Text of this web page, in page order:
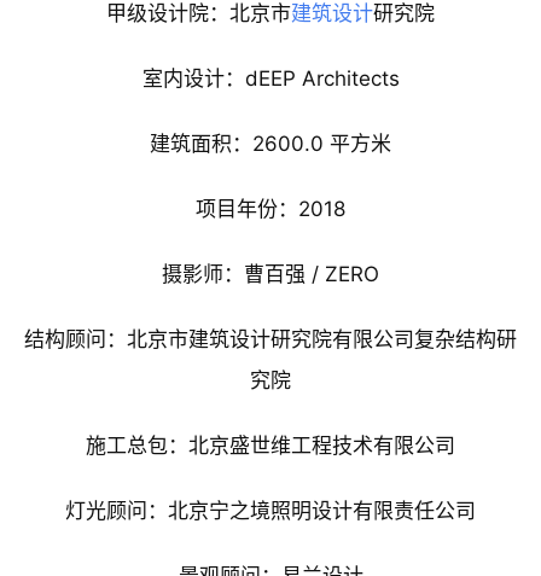
甲级设计院：北京市建筑设计研究院
室内设计：dEEP Architects
建筑面积：2600.0 平方米
项目年份：2018
摄影师：曹百强 / ZERO
结构顾问：北京市建筑设计研究院有限公司复杂结构研
究院
施工总包：北京盛世维工程技术有限公司
灯光顾问：北京宁之境照明设计有限责任公司